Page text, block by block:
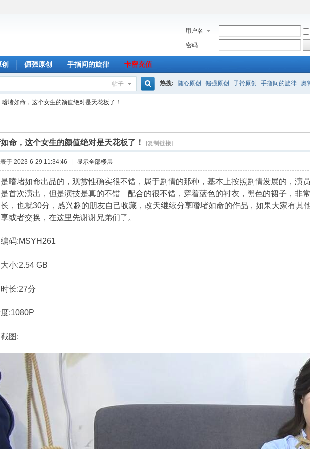
用户名
密码
倔强原创 手指间的旋律 卡密充值
帖子
索
热搜: 随心原创 倔强原创 子衿原创 手指间的旋律 奥
嗜堵如命，这个女生的颜值绝对是天花板了！ ...
如命，这个女生的颜值绝对是天花板了！ [复制链接]
于 2023-6-29 11:34:46 显示全部楼层
嗜堵如命出品的，观赏性确实很不错，属于剧情的那种，基本上按照剧情发展的，演员
是首次演出，但是演技是真的不错，配合的很不错，穿着蓝色的衬衣，黑色的裙子，非
，也就30分，感兴趣的朋友自己收藏，改天继续分享嗜堵如命的作品，如果大家有其
或者交换，在这里先谢谢兄弟们了。
码:MSYH261
小:2.54 GB
长:27分
:1080P
图: